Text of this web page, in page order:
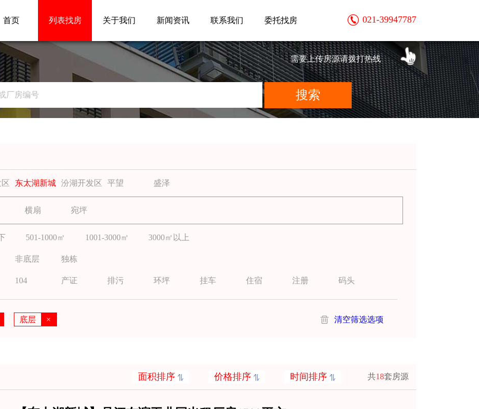
首页 列表找房 关于我们 新闻资讯 联系我们 委托找房 021-39947787
需要上传房源请拨打热线
东太湖新城 汾湖开发区 平望 盛泽
横扇 宛坪
501-1000㎡ 1001-3000㎡ 3000㎡以上
非底层 独栋
104 产证 排污 环坪 挂车 住宿 注册 码头
底层 × 清空筛选选项
面积排序 价格排序 时间排序 共18套房源